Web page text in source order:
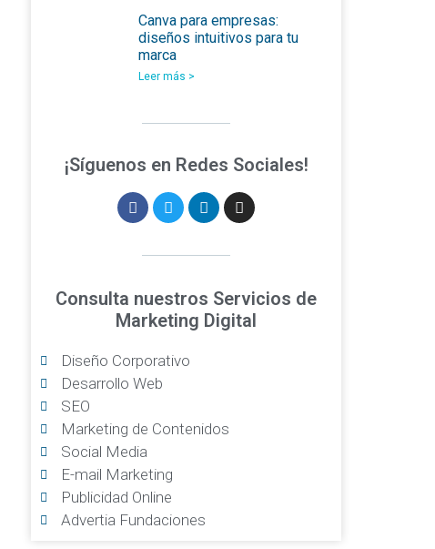
Canva para empresas:
diseños intuitivos para tu
marca
Leer más >
¡Síguenos en Redes Sociales!
Consulta nuestros Servicios de
Marketing Digital
Diseño Corporativo
Desarrollo Web
SEO
Marketing de Contenidos
Social Media
E-mail Marketing
Publicidad Online
Advertia Fundaciones